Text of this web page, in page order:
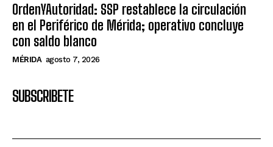
OrdenYAutoridad: SSP restablece la circulación
en el Periférico de Mérida; operativo concluye
con saldo blanco
MÉRIDA agosto 7, 2026
SUBSCRIBETE